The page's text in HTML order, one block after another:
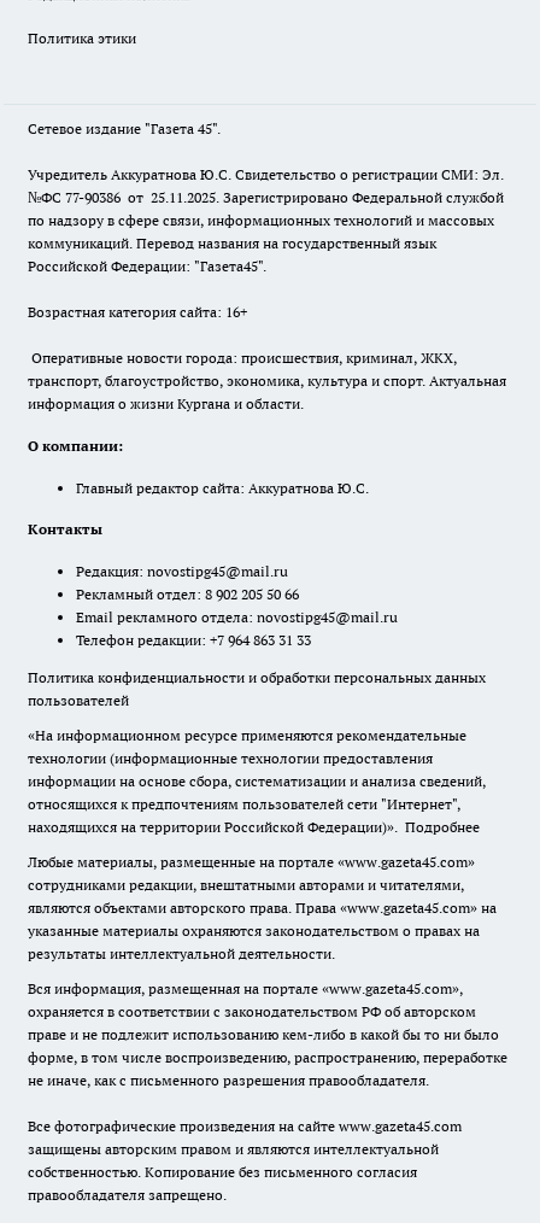
Политика этики
Сетевое издание "Газета 45".
Учредитель Аккуратнова Ю.С. Свидетельство о регистрации СМИ: Эл.
№ФС 77-90386 от 25.11.2025. Зарегистрировано Федеральной службой
по надзору в сфере связи, информационных технологий и массовых
коммуникаций. Перевод названия на государственный язык
Российской Федерации: "Газета45".
Возрастная категория сайта: 16+
Оперативные новости города: происшествия, криминал, ЖКХ,
транспорт, благоустройство, экономика, культура и спорт. Актуальная
информация о жизни Кургана и области.
О компании:
Главный редактор сайта: Аккуратнова Ю.С.
Контакты
Редакция: novostipg45@mail.ru
Рекламный отдел: 8 902 205 50 66
Email рекламного отдела: novostipg45@mail.ru
Телефон редакции: +7 964 863 31 33
Политика конфиденциальности и обработки персональных данных
пользователей
«На информационном ресурсе применяются рекомендательные
технологии (информационные технологии предоставления
информации на основе сбора, систематизации и анализа сведений,
относящихся к предпочтениям пользователей сети "Интернет",
находящихся на территории Российской Федерации)». Подробнее
Любые материалы, размещенные на портале «www.gazeta45.com»
сотрудниками редакции, внештатными авторами и читателями,
являются объектами авторского права. Права «www.gazeta45.com» на
указанные материалы охраняются законодательством о правах на
результаты интеллектуальной деятельности.
Вся информация, размещенная на портале «www.gazeta45.com»,
охраняется в соответствии с законодательством РФ об авторском
праве и не подлежит использованию кем-либо в какой бы то ни было
форме, в том числе воспроизведению, распространению, переработке
не иначе, как с письменного разрешения правообладателя.
Все фотографические произведения на сайте www.gazeta45.com
защищены авторским правом и являются интеллектуальной
собственностью. Копирование без письменного согласия
правообладателя запрещено.